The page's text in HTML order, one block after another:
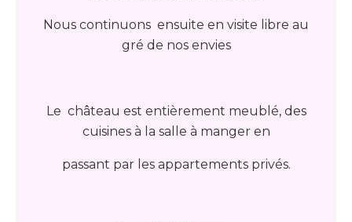
Nous continuons ensuite en visite libre au
gré de nos envies
Le château est entièrement meublé, des
cuisines à la salle à manger en
passant par les appartements privés.